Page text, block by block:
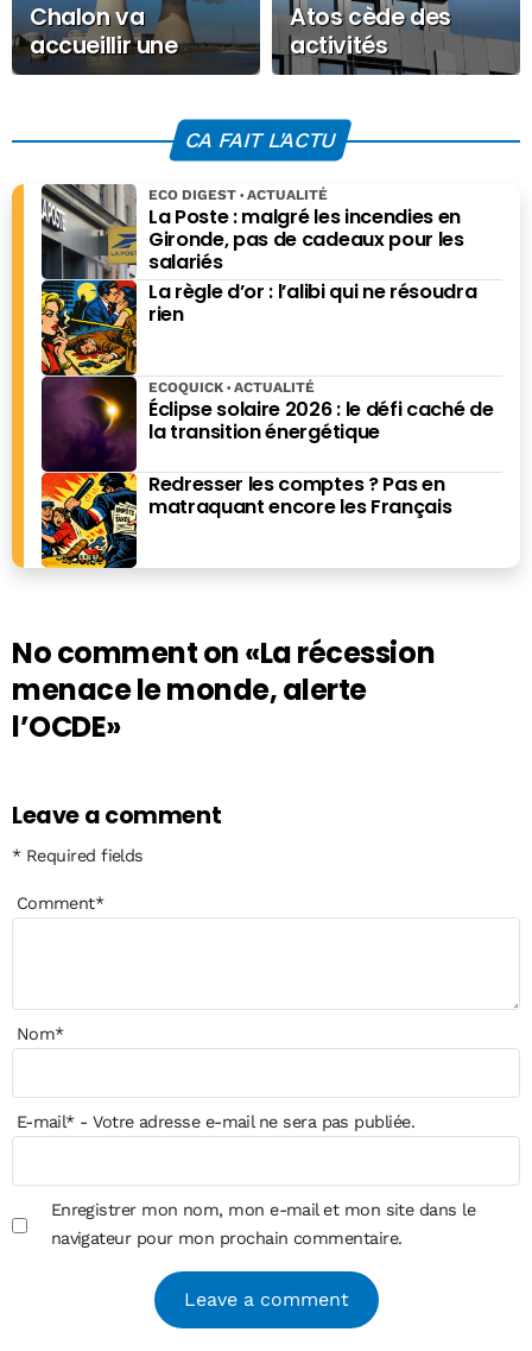
Chalon va
accueillir une
nouvelle usine de
nucléaires
Atos cède des
activités
stratégiques à
CA FAIT L'ACTU
La Poste : malgré les incendies en
Gironde, pas de cadeaux pour les
salariés
ECO DIGEST ACTUALITÉ
La règle d’or : l’alibi qui ne résoudra
rien
Éclipse solaire 2026 : le défi caché de
la transition énergétique
ECOQUICK ACTUALITÉ
Redresser les comptes ? Pas en
matraquant encore les Français
No comment on«La récession
menace le monde, alerte
l’OCDE»
Leave a comment
* Required fields
Comment*
Nom*
E-mail*- Votre adresse e-mail ne sera pas publiée.
Enregistrer mon nom, mon e-mail et mon site dans le
navigateur pour mon prochain commentaire.